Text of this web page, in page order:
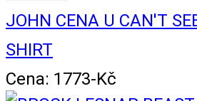
JOHN CENA U CAN'T
SHIRT
Cena: 1773-Kč